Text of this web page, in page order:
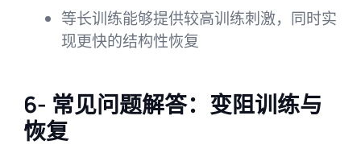
等长训练能够提供较高训练刺激，同时实
现更快的结构性恢复
6- 常见问题解答：变阻训练与
恢复